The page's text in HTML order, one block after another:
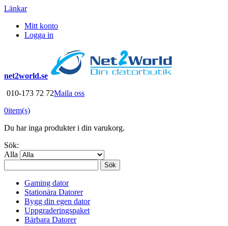
Länkar
Mitt konto
Logga in
net2world.se
010-173 72 72Maila oss
0item(s)
Du har inga produkter i din varukorg.
Sök:
Alla
Sök
Gaming dator
Stationära Datorer
Bygg din egen dator
Uppgraderingspaket
Bärbara Datorer